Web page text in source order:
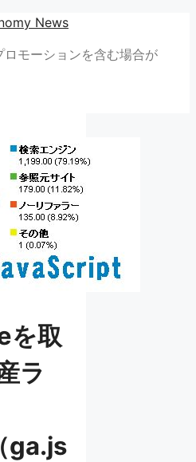
News
モーションを含む場合が
を取
ラ
ga.js